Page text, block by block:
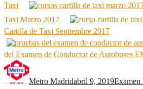
Taxi
Taxi Marzo 2017
Cartilla de Taxi Septiembre 2017
del Examen de Conductor de Autobuses
Metro Madridabril 9, 2019Examen